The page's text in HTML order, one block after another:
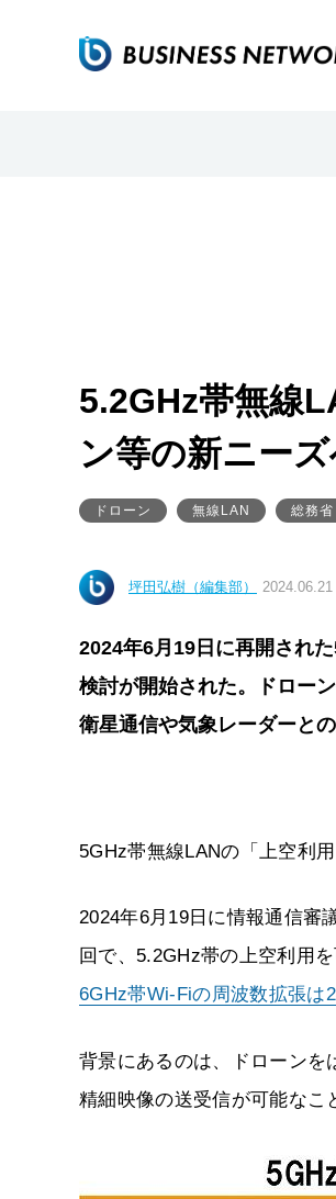
5.2GHz帯無線
ン等の新ニー
ドローン 無線LAN 総務省
坪田弘樹（編集部） 2024.06.21
2024年6月19日に再開され
検討が開始された。ドロー
衛星通信や気象レーダーと
5GHz帯無線LANの「上空利
2024年6月19日に情報通信審
回で、5.2GHz帯の上空利用
6GHz帯Wi-Fiの周波数拡張は
背景にあるのは、ドローンを
精細映像の送受信が可能なこ